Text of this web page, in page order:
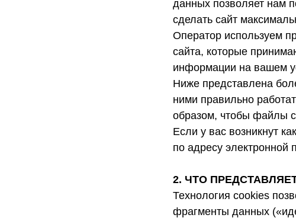
данных позволяет нам
сделать сайт
Оператор используем
сайта, которые
информации на вашем
Ниже представлена
ними правильно
образом, чтобы файлы
Если у вас возникнут
по адресу электронной
2. ЧТО
Технология cookies
фрагменты данных